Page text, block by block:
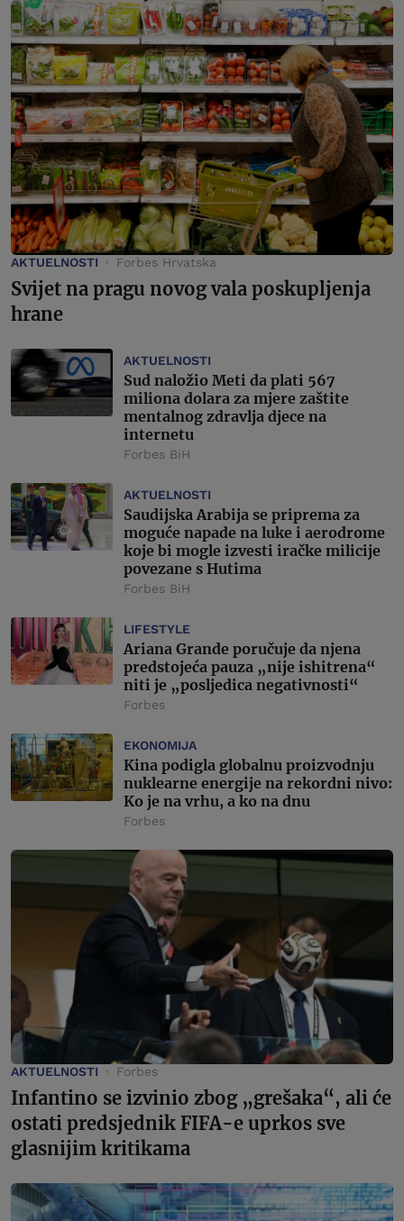
AKTUELNOSTI Forbes Hrvatska
Svijet na pragu novog vala poskupljenja
hrane
AKTUELNOSTI
Sud naložio Meti da plati 567
miliona dolara za mjere zaštite
mentalnog zdravlja djece na
internetu
Forbes BiH
AKTUELNOSTI
Saudijska Arabija se priprema za
moguće napade na luke i aerodrome
koje bi mogle izvesti iračke milicije
povezane s Hutima
Forbes BiH
LIFESTYLE
Ariana Grande poručuje da njena
predstojeća pauza „nije ishitrena“
niti je „posljedica negativnosti“
Forbes
EKONOMIJA
Kina podigla globalnu proizvodnju
nuklearne energije na rekordni nivo:
Ko je na vrhu, a ko na dnu
Forbes
AKTUELNOSTI Forbes
Infantino se izvinio zbog „grešaka“, ali će
ostati predsjednik FIFA-e uprkos sve
glasnijim kritikama